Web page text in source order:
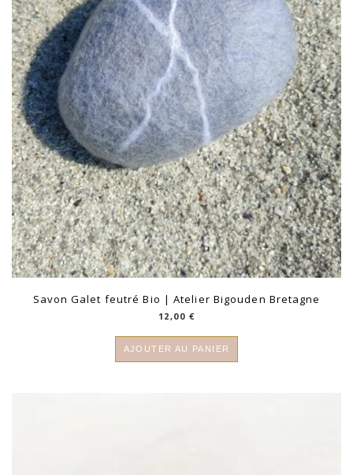
Savon Galet feutré Bio | Atelier Bigouden Bretagne
12,00 €
AJOUTER AU PANIER